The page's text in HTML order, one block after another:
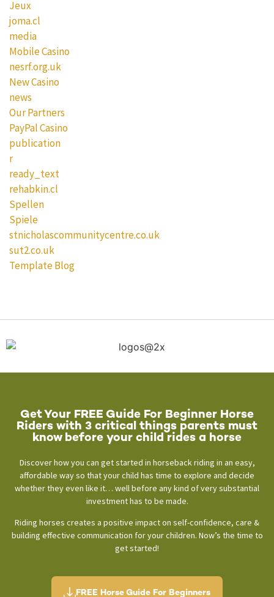
Jeux
joma.cl
media
Mobile Casino
nesrf.org.uk
New Casino
news
Our Partners
PayPal Casino
publication
r
ready_text
rehabkin.cl
Spellen
Spiele
stnicholascommunitycentre.co.uk
sut2.co.uk
Template Blog
Get Your FREE Guide For Beginner Horse
Riders with 3 critical things parents must
know before your child rides a horse
Discover how you can get started in horseback riding in an easy,
affordable way so that your child has time to explore and decide
whether they even like it… well before any kind of very substantial
investment has to be made.
Riding horses creates a positive impact on self-confidence, care &
building effective communication for your children. Now’s the time to
get started!
FREE Horse Guide For Beginners